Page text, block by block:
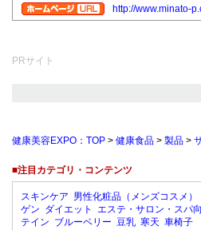
http://www.minato-
PRサイト
健康美容EXPO：TOP > 健康食品 > 製品 >
■注目カテゴリ・コンテンツ
スキンケア 男性化粧品（メンズコスメ）
ゲン ダイエット エステ・サロン・スパ
テイン ブルーベリー 豆乳 寒天 車椅子